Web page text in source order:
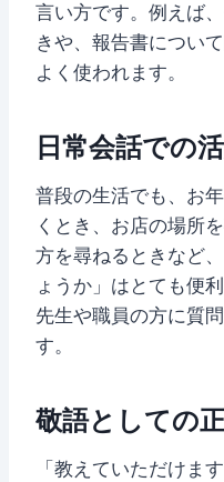
言い方です。例えば
きや、報告書につい
よく使われます。
日常会話での
普段の生活でも、お
くとき、お店の場所
方を尋ねるときなど
ょうか」はとても便
先生や職員の方に質
す。
敬語としての
「教えていただけま